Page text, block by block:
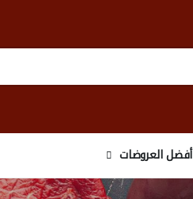
أفضل العروضات